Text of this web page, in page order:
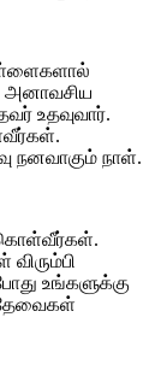
அனாவசிய
உதவுவார்.
நனவாகும் நாள்.
கொள்வீர்கள்.
உங்களுக்கு
தேவைகள்